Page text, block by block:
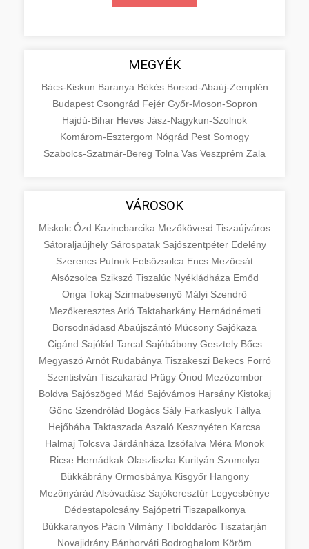
MEGYÉK
Bács-Kiskun Baranya Békés Borsod-Abaúj-Zemplén
Budapest Csongrád Fejér Győr-Moson-Sopron
Hajdú-Bihar Heves Jász-Nagykun-Szolnok
Komárom-Esztergom Nógrád Pest Somogy
Szabolcs-Szatmár-Bereg Tolna Vas Veszprém Zala
VÁROSOK
Miskolc Ózd Kazincbarcika Mezőkövesd Tiszaújváros
Sátoraljaújhely Sárospatak Sajószentpéter Edelény
Szerencs Putnok Felsőzsolca Encs Mezőcsát
Alsózsolca Szikszó Tiszalúc Nyékládháza Emőd
Onga Tokaj Szirmabesenyő Mályi Szendrő
MezőkeresztesArló Taktaharkány Hernádnémeti
Borsodnádasd Abaújszántó Múcsony Sajókaza
Cigánd Sajólád Tarcal Sajóbábony Gesztely Bőcs
MegyaszóArnót Rudabánya Tiszakeszi Bekecs Forró
Szentistván Tiszakarád Prügy Ónod Mezőzombor
Boldva Sajószöged Mád Sajóvámos Harsány Kistokaj
Gönc Szendrőlád Bogács Sály Farkaslyuk Tállya
Hejőbába Taktaszada Aszaló Kesznyéten Karcsa
Halmaj Tolcsva Járdánháza Izsófalva Méra Monok
Ricse Hernádkak Olaszliszka Kurityán Szomolya
Bükkábrány Ormosbánya Kisgyőr Hangony
Mezőnyárád Alsóvadász Sajókeresztúr Legyesbénye
Dédestapolcsány Sajópetri Tiszapalkonya
Bükkaranyos Pácin Vilmány Tibolddaróc Tiszatarján
Novajidrány Bánhorváti Bodroghalom Köröm